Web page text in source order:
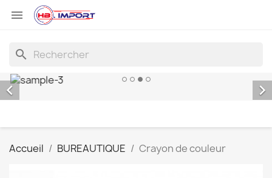

search
 
Accueil BUREAUTIQUE Crayon de couleur